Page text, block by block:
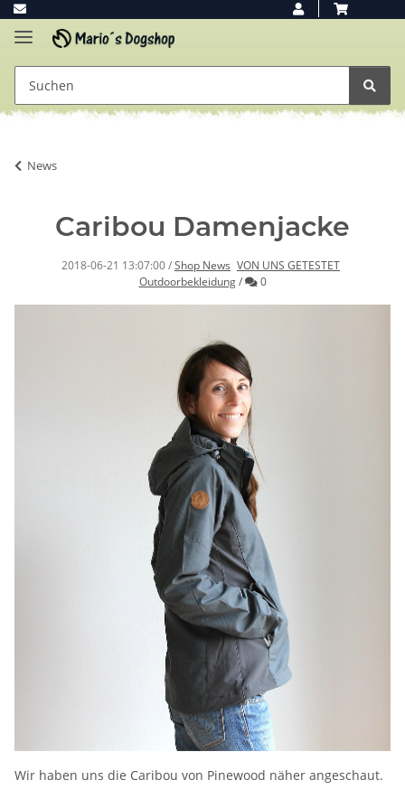
News
Caribou Damenjacke
2018-06-21 13:07:00/Shop News VON UNS GETESTET
Outdoorbekleidung / Kommentare
0
Wir haben uns die Caribou von Pinewood näher angeschaut.